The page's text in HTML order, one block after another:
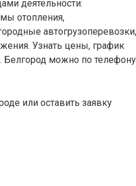
деятельности:
отопления,
автогрузоперевозки,
Узнать цены, график
можно по
или оставить заявку